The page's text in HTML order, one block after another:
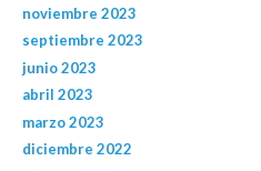
noviembre 2023
septiembre 2023
junio 2023
abril 2023
marzo 2023
diciembre 2022